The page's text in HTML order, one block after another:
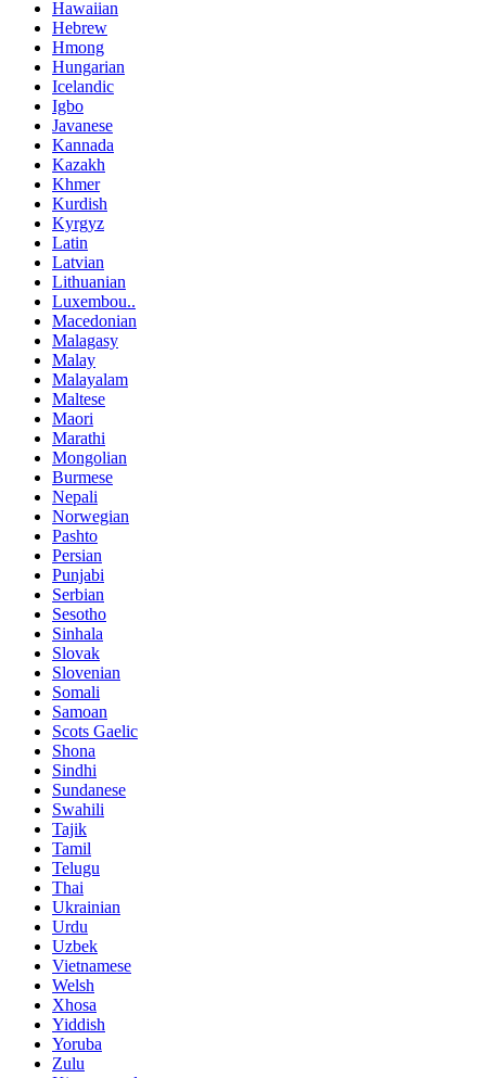
Hawaiian
Hebrew
Hmong
Hungarian
Icelandic
Igbo
Javanese
Kannada
Kazakh
Khmer
Kurdish
Kyrgyz
Latin
Latvian
Lithuanian
Luxembou..
Macedonian
Malagasy
Malay
Malayalam
Maltese
Maori
Marathi
Mongolian
Burmese
Nepali
Norwegian
Pashto
Persian
Punjabi
Serbian
Sesotho
Sinhala
Slovak
Slovenian
Somali
Samoan
Scots Gaelic
Shona
Sindhi
Sundanese
Swahili
Tajik
Tamil
Telugu
Thai
Ukrainian
Urdu
Uzbek
Vietnamese
Welsh
Xhosa
Yiddish
Yoruba
Zulu